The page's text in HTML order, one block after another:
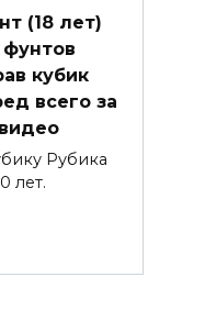
(18 лет)
кубик
всего за
Рубика
лет.